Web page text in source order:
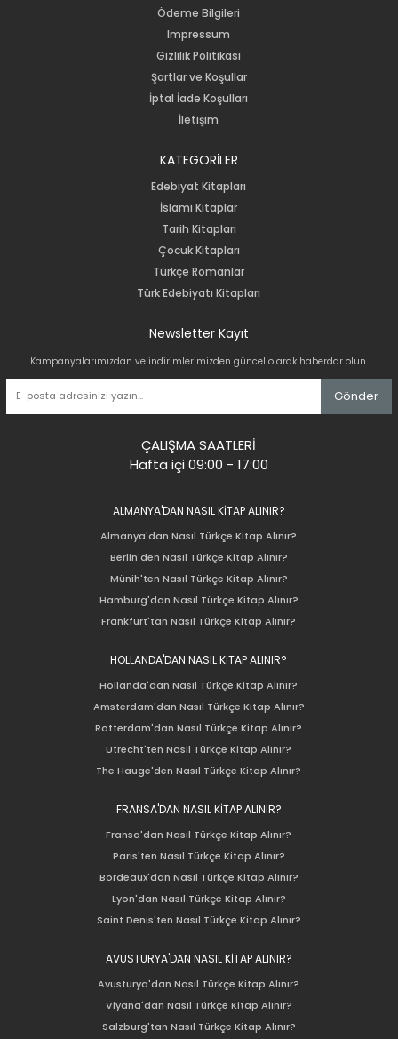
Ödeme Bilgileri
Impressum
Gizlilik Politikası
Şartlar ve Koşullar
İptal İade Koşulları
İletişim
KATEGORİLER
Edebiyat Kitapları
İslami Kitaplar
Tarih Kitapları
Çocuk Kitapları
Türkçe Romanlar
Türk Edebiyatı Kitapları
Newsletter Kayıt
Kampanyalarımızdan ve indirimlerimizden güncel olarak haberdar olun.
Gönder
ÇALIŞMA SAATLERİ
Hafta içi 09:00 - 17:00
ALMANYA'DAN NASIL KİTAP ALINIR?
Almanya'dan Nasıl Türkçe Kitap Alınır?
Berlin'den Nasıl Türkçe Kitap Alınır?
Münih'ten Nasıl Türkçe Kitap Alınır?
Hamburg'dan Nasıl Türkçe Kitap Alınır?
Frankfurt'tan Nasıl Türkçe Kitap Alınır?
HOLLANDA'DAN NASIL KİTAP ALINIR?
Hollanda'dan Nasıl Türkçe Kitap Alınır?
Amsterdam'dan Nasıl Türkçe Kitap Alınır?
Rotterdam'dan Nasıl Türkçe Kitap Alınır?
Utrecht'ten Nasıl Türkçe Kitap Alınır?
The Hauge'den Nasıl Türkçe Kitap Alınır?
FRANSA'DAN NASIL KİTAP ALINIR?
Fransa'dan Nasıl Türkçe Kitap Alınır?
Paris'ten Nasıl Türkçe Kitap Alınır?
Bordeaux'dan Nasıl Türkçe Kitap Alınır?
Lyon'dan Nasıl Türkçe Kitap Alınır?
Saint Denis'ten Nasıl Türkçe Kitap Alınır?
AVUSTURYA'DAN NASIL KİTAP ALINIR?
Avusturya'dan Nasıl Türkçe Kitap Alınır?
Viyana'dan Nasıl Türkçe Kitap Alınır?
Salzburg'tan Nasıl Türkçe Kitap Alınır?